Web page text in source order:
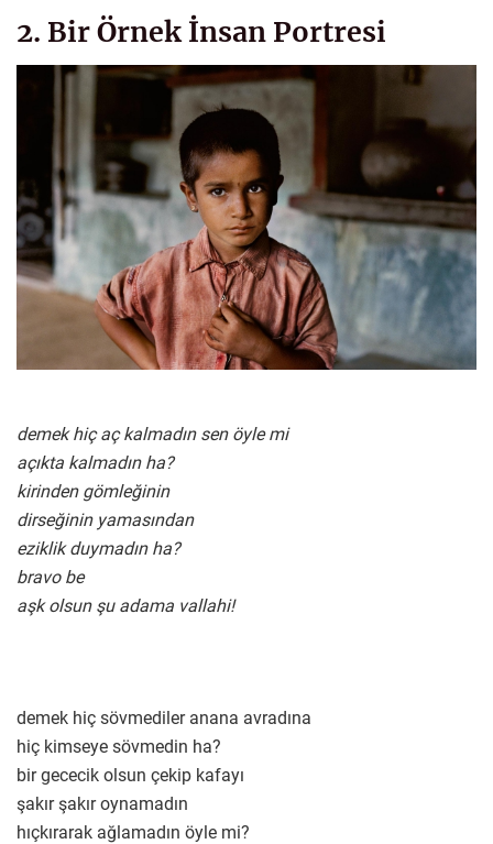
2. Bir Örnek İnsan Portresi
demek hiç aç kalmadın sen öyle mi
açıkta kalmadın ha?
kirinden gömleğinin
dirseğinin yamasından
eziklik duymadın ha?
bravo be
aşk olsun şu adama vallahi!
demek hiç sövmediler anana avradına
hiç kimseye sövmedin ha?
bir gececik olsun çekip kafayı
şakır şakır oynamadın
hıçkırarak ağlamadın öyle mi?